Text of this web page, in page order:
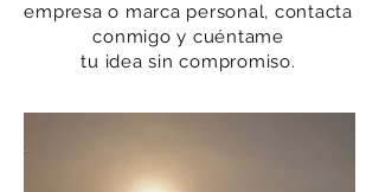
empresa o marca personal, contacta
conmigo y cuéntame
tu idea sin compromiso.